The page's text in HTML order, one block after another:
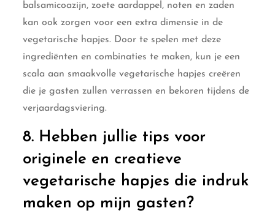
balsamicoazijn, zoete aardappel, noten en zaden
kan ook zorgen voor een extra dimensie in de
vegetarische hapjes. Door te spelen met deze
ingrediënten en combinaties te maken, kun je een
scala aan smaakvolle vegetarische hapjes creëren
die je gasten zullen verrassen en bekoren tijdens de
verjaardagsviering.
8. Hebben jullie tips voor
originele en creatieve
vegetarische hapjes die indruk
maken op mijn gasten?